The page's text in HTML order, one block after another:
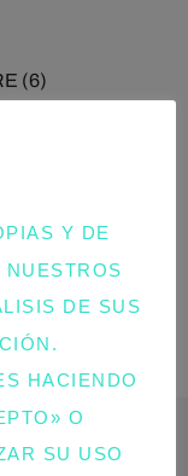
(6)
(8)
Y DE
DE SUS
HACIENDO
O
SU USO